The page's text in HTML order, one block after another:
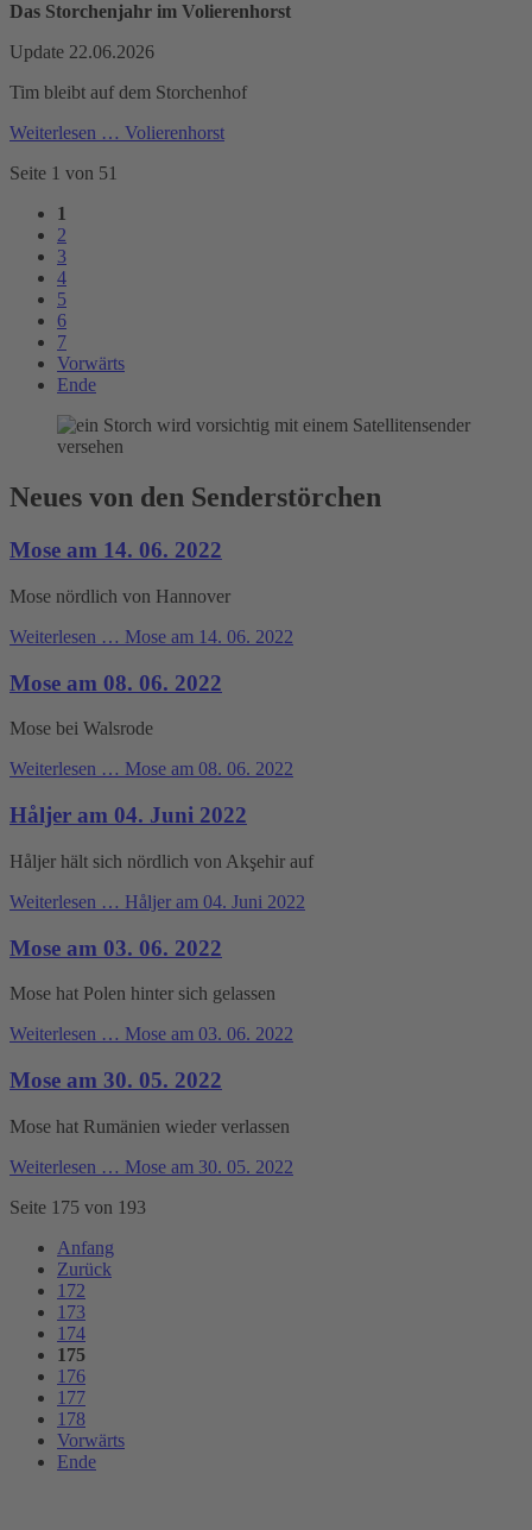
Das Storchenjahr im Volierenhorst
Update 22.06.2026
Tim bleibt auf dem Storchenhof
Weiterlesen … Volierenhorst
Seite 1 von 51
1
2
3
4
5
6
7
Vorwärts
Ende
Neues von den Senderstörchen
Mose am 14. 06. 2022
Mose nördlich von Hannover
Weiterlesen … Mose am 14. 06. 2022
Mose am 08. 06. 2022
Mose bei Walsrode
Weiterlesen … Mose am 08. 06. 2022
Håljer am 04. Juni 2022
Håljer hält sich nördlich von Akşehir auf
Weiterlesen … Håljer am 04. Juni 2022
Mose am 03. 06. 2022
Mose hat Polen hinter sich gelassen
Weiterlesen … Mose am 03. 06. 2022
Mose am 30. 05. 2022
Mose hat Rumänien wieder verlassen
Weiterlesen … Mose am 30. 05. 2022
Seite 175 von 193
Anfang
Zurück
172
173
174
175
176
177
178
Vorwärts
Ende